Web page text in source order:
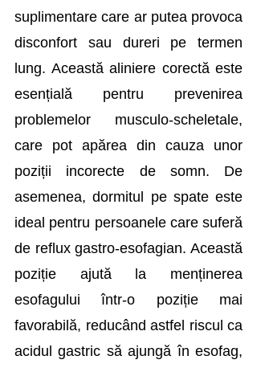
suplimentare care ar putea provoca
disconfort sau dureri pe termen
lung. Această aliniere corectă este
esențială pentru prevenirea
problemelor musculo-scheletale,
care pot apărea din cauza unor
poziții incorecte de somn. De
asemenea, dormitul pe spate este
ideal pentru persoanele care suferă
de reflux gastro-esofagian. Această
poziție ajută la menținerea
esofagului într-o poziție mai
favorabilă, reducând astfel riscul ca
acidul gastric să ajungă în esofag,